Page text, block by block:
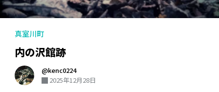
真室川町
内の沢館跡
@kenc0224
2025年12月28日